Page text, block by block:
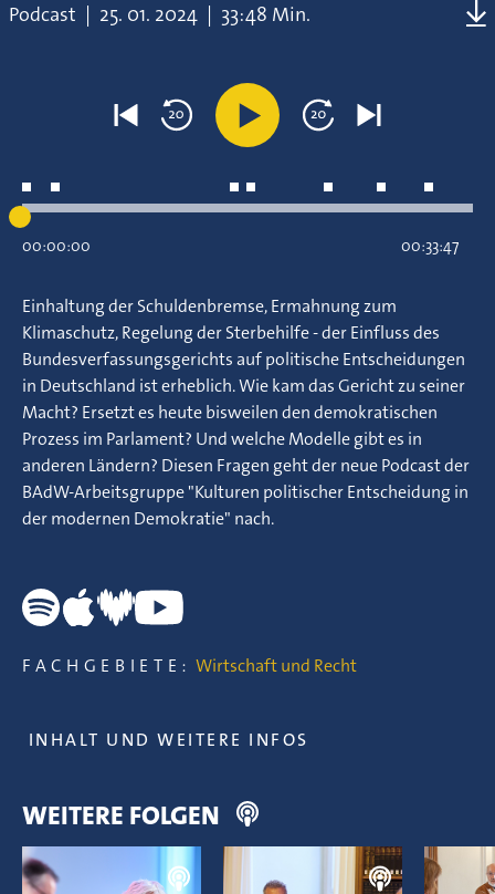
Podcast | 25. 01. 2024 | 33:48 Min.
00:00:00 00:33:47
Einhaltung der Schuldenbremse, Ermahnung zum
Klimaschutz, Regelung der Sterbehilfe - der Einfluss des
Bundesverfassungsgerichts auf politische Entscheidungen
in Deutschland ist erheblich. Wie kam das Gericht zu seiner
Macht? Ersetzt es heute bisweilen den demokratischen
Prozess im Parlament? Und welche Modelle gibt es in
anderen Ländern? Diesen Fragen geht der neue Podcast der
BAdW-Arbeitsgruppe "Kulturen politischer Entscheidung in
der modernen Demokratie" nach.
FACHGEBIETE: Wirtschaft und Recht
INHALT UND WEITERE INFOS
WEITERE FOLGEN